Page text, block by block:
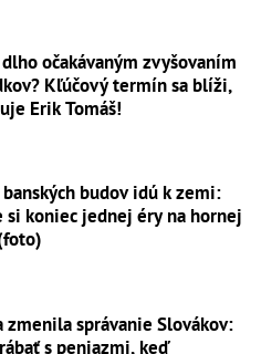
očakávaným zvyšovaním
Kľúčový termín sa blíži,
Erik Tomáš!
budov idú k zemi:
si koniec jednej éry na hornej
zmenila správanie Slovákov:
s peniazmi, keď